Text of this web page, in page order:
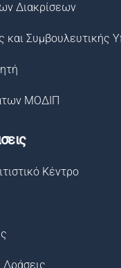
Διακρίσεων
και Συμβουλευτικής
ΜΟΔΙΠ
Κέντρο
Δράσεις